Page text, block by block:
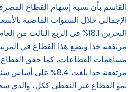
القاسم بأن نسبة إسهام القطاع
الإجمالي خلال السنوات الماضية
مرتفعة جدا وتضع هذا القطاع في
مساهمات القطاعات، كما حقق القطاع
مرتفعة جدا بلغت 8.4%